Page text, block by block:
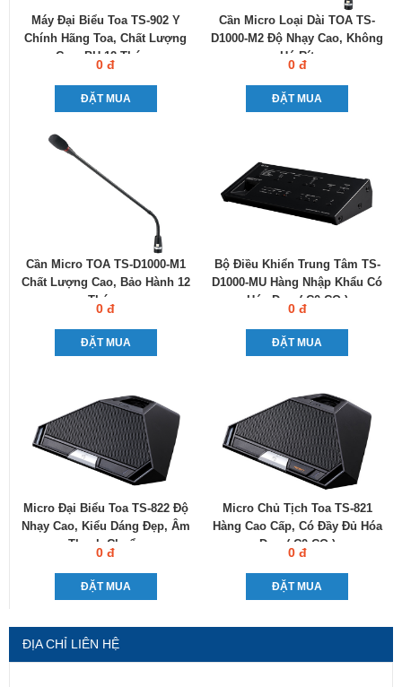
Máy Đại Biểu Toa TS-902 Y
Chính Hãng Toa, Chất Lượng
Cao, BH 12 Tháng
0 đ
ĐẶT MUA
Cần Micro Loại Dài TOA TS-
D1000-M2 Độ Nhạy Cao, Không
Hú Rít
0 đ
ĐẶT MUA
Cần Micro TOA TS-D1000-M1
Chất Lượng Cao, Bảo Hành 12
Tháng
0 đ
ĐẶT MUA
Bộ Điều Khiển Trung Tâm TS-
D1000-MU Hàng Nhập Khẩu Có
Hóa Đơn ( C0-CQ )
0 đ
ĐẶT MUA
Micro Đại Biểu Toa TS-822 Độ
Nhạy Cao, Kiểu Dáng Đẹp, Âm
Thanh Chuẩn
0 đ
ĐẶT MUA
Micro Chủ Tịch Toa TS-821
Hàng Cao Cấp, Có Đầy Đủ Hóa
Đơn ( C0-CQ )
0 đ
ĐẶT MUA
ĐỊA CHỈ LIÊN HỆ